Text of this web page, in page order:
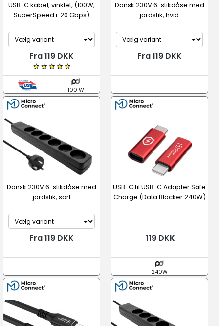
USB-C kabel, vinklet, (100W,
SuperSpeed+ 20 Gbps)
Fra 119 DKK
100 W
Dansk 230V 6-stikdåse med
jordstik, hvid
Fra 119 DKK
Dansk 230V 6-stikdåse med
jordstik, sort
Fra 119 DKK
USB-C til USB-C Adapter Safe
Charge (Data Blocker 240W)
119 DKK
240W